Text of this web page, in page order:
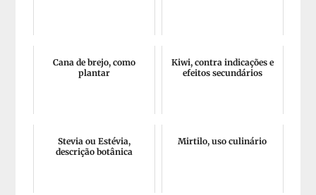
Cana de brejo, como
plantar
Kiwi, contra indicações e
efeitos secundários
Stevia ou Estévia,
descrição botânica
Mirtilo, uso culinário